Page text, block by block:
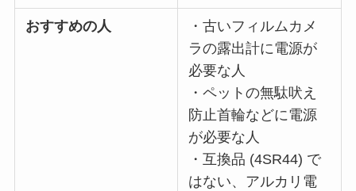
おすすめの人
・古いフィルムカメ
ラの露出計に電源が
必要な人
・ペットの無駄吠え
防止首輪などに電源
が必要な人
・互換品 (4SR44) で
はない、アルカリ電